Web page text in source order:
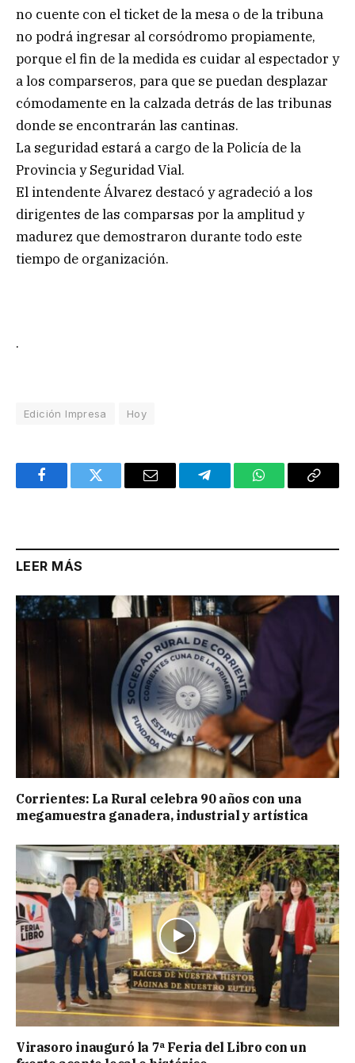
no cuente con el ticket de la mesa o de la tribuna
no podrá ingresar al corsódromo propiamente,
porque el fin de la medida es cuidar al espectador y
a los comparseros, para que se puedan desplazar
cómodamente en la calzada detrás de las tribunas
donde se encontrarán las cantinas.
La seguridad estará a cargo de la Policía de la
Provincia y Seguridad Vial.
El intendente Álvarez destacó y agradeció a los
dirigentes de las comparsas por la amplitud y
madurez que demostraron durante todo este
tiempo de organización.
.
Edición Impresa Hoy
FacebookTwitter Email TelegramWhatsAppCopy
LEER MÁS
Corrientes: La Rural celebra 90 años con una
megamuestra ganadera, industrial y artística
Virasoro inauguró la 7ª Feria del Libro con un